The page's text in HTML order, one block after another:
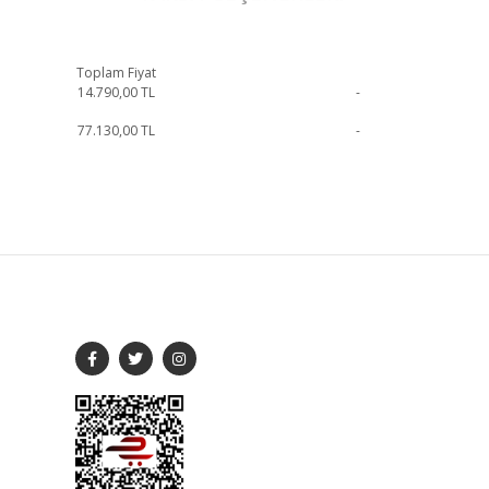
Toplam Fiyat
14.790,00TL -
77.130,00TL -